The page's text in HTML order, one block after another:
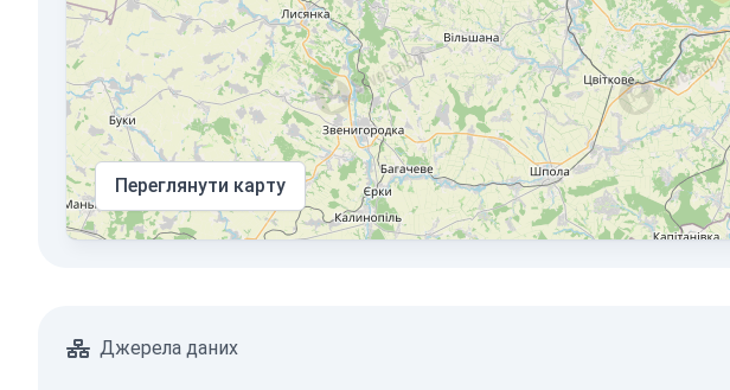
Переглянути карту
Джерела даних